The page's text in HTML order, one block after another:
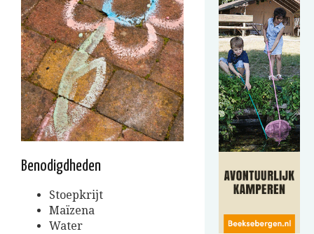
Benodigdheden
Stoepkrijt
Maïzena
Water